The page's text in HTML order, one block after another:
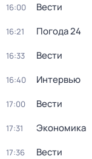
16:00 Вести
16:21 Погода 24
16:33 Вести
16:40 Интервью
17:00 Вести
17:31 Экономика
17:36 Вести